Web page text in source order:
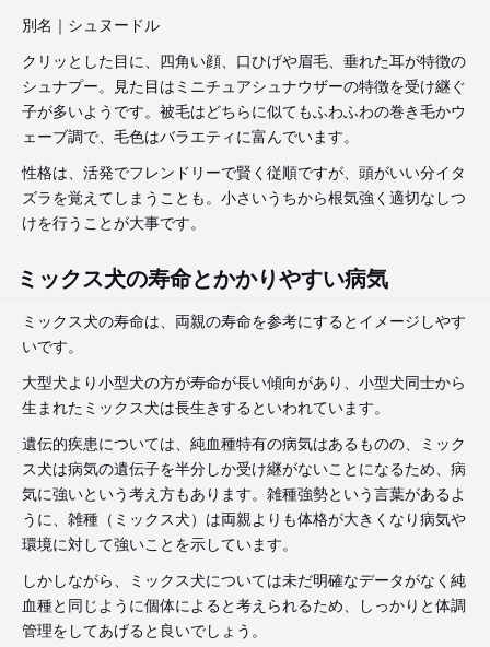
別名｜シュヌードル
クリッとした目に、四角い顔、口ひげや眉毛、垂れた耳が特徴の
シュナプー。見た目はミニチュアシュナウザーの特徴を受け継ぐ
子が多いようです。被毛はどちらに似てもふわふわの巻き毛かウ
ェーブ調で、毛色はバラエティに富んでいます。
性格は、活発でフレンドリーで賢く従順ですが、頭がいい分イタ
ズラを覚えてしまうことも。小さいうちから根気強く適切なしつ
けを行うことが大事です。
ミックス犬の寿命とかかりやすい病気
ミックス犬の寿命は、両親の寿命を参考にするとイメージしやす
いです。
大型犬より小型犬の方が寿命が長い傾向があり、小型犬同士から
生まれたミックス犬は長生きするといわれています。
遺伝的疾患については、純血種特有の病気はあるものの、ミック
ス犬は病気の遺伝子を半分しか受け継がないことになるため、病
気に強いという考え方もあります。雑種強勢という言葉があるよ
うに、雑種（ミックス犬）は両親よりも体格が大きくなり病気や
環境に対して強いことを示しています。
しかしながら、ミックス犬については未だ明確なデータがなく純
血種と同じように個体によると考えられるため、しっかりと体調
管理をしてあげると良いでしょう。